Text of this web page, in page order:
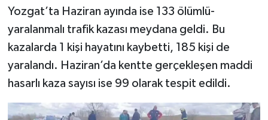
Yozgat’ta Haziran ayında ise 133 ölümlü-
yaralanmalı trafik kazası meydana geldi. Bu
kazalarda 1 kişi hayatını kaybetti, 185 kişi de
yaralandı. Haziran’da kentte gerçekleşen maddi
hasarlı kaza sayısı ise 99 olarak tespit edildi.